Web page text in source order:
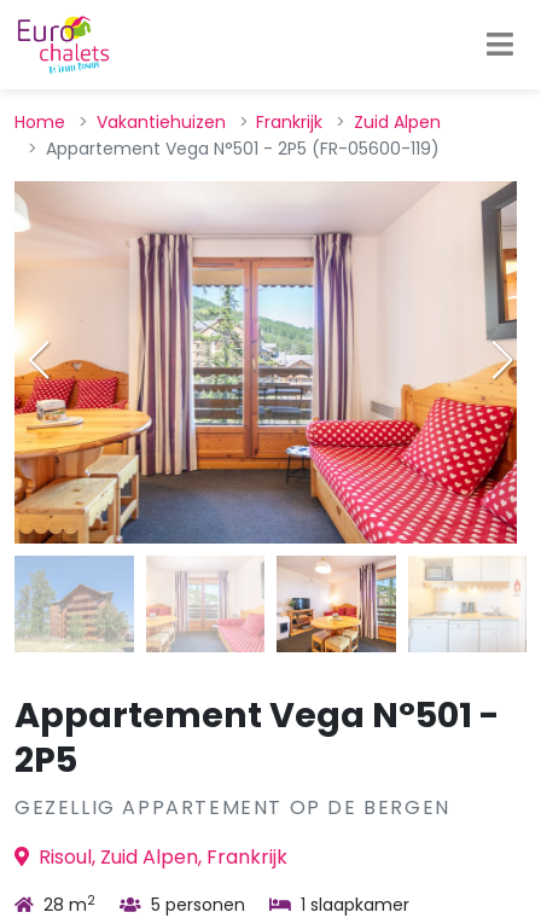
Home Vakantiehuizen Frankrijk
Zuid Alpen
Appartement Vega N°501 - 2P5 (FR-05600-119)
Appartement Vega N°501 -
2P5
GEZELLIG APPARTEMENT OP DE BERGEN
Risoul, Zuid Alpen, Frankrijk
28 m2 5 personen
1 slaapkamer